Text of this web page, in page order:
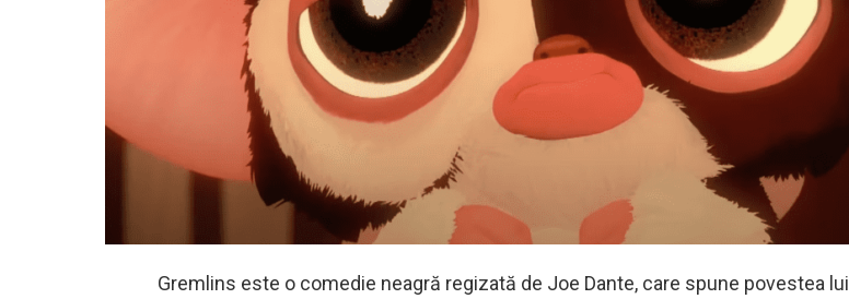
Gremlins este o comedie neagră regizată de Joe Dante, care spune povestea lui